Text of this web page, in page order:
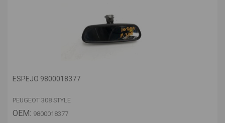
ESPEJO 9800018377
PEUGEOT 308 STYLE
OEM: 9800018377